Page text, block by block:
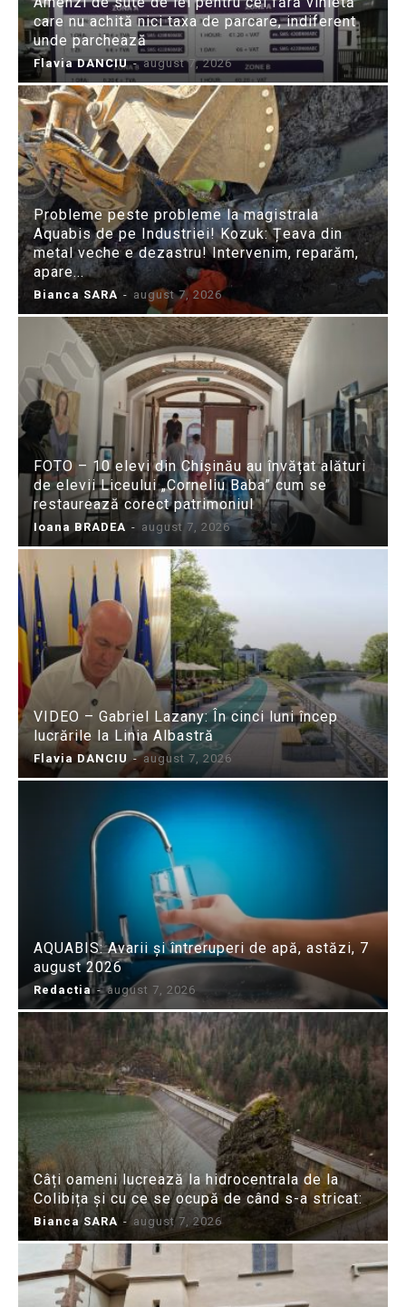
care nu achită nici taxa de parcare, indiferent
unde parchează
Flavia DANCIU - august 7, 2026
Probleme peste probleme la magistrala
Aquabis de pe Industriei! Kozuk: Țeava din
metal veche e dezastru! Intervenim, reparăm,
apare...
Bianca SARA - august 7, 2026
FOTO – 10 elevi din Chișinău au învățat alături
de elevii Liceului „Corneliu Baba” cum se
restaurează corect patrimoniul
Ioana BRADEA - august 7, 2026
VIDEO – Gabriel Lazany: În cinci luni încep
lucrările la Linia Albastră
Flavia DANCIU - august 7, 2026
AQUABIS: Avarii și întreruperi de apă, astăzi, 7
august 2026
Redactia - august 7, 2026
Câți oameni lucrează la hidrocentrala de la
Colibița și cu ce se ocupă de când s-a stricat:
Bianca SARA - august 7, 2026